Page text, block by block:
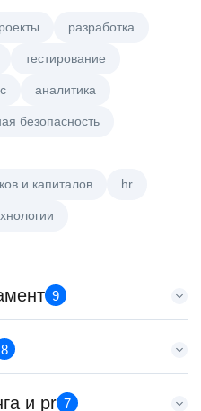
разработка
тестирование
аналитика
безопасность
и капиталов hr
9
эффективности
8
и pr 7